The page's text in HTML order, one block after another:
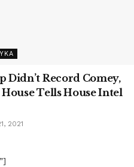
Didn’t Record Comey,
Tells House Intel
2021